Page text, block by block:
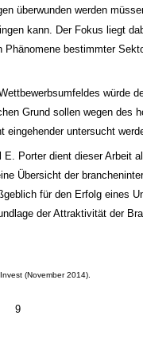
9
überwunden werden
kann. Der Fokus liegt
Phänomene bestimmter
würde
Grund sollen wegen des
eingehender untersucht
Porter dient dieser Arbeit
Übersicht der
für den Erfolg eines
der Attraktivität der
(November 2014).